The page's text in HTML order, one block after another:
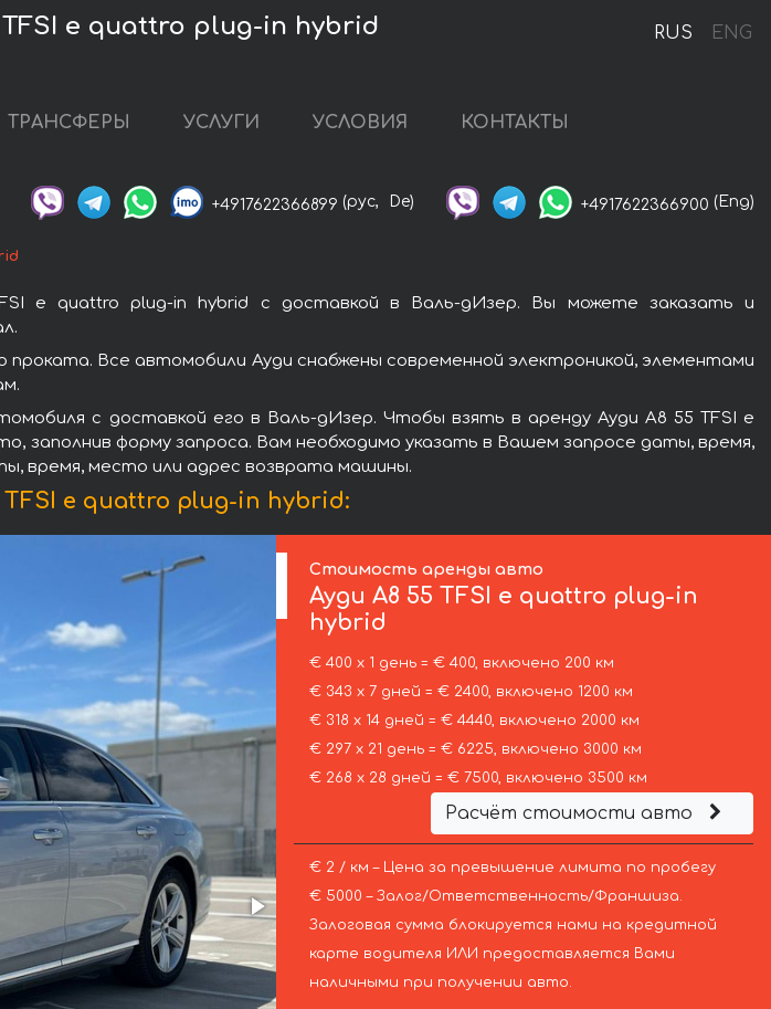
RUS ENG
e quattro plug-in hybrid
ТРАНСФЕРЫ УСЛУГИ УСЛОВИЯ КОНТАКТЫ
+4917622366899 (рус, De) +4917622366900 (Eng)
e quattro plug-in hybrid с доставкой в Валь-дИзер. Вы можете заказать и
Все автомобили Ауди снабжены современной электроникой, элементами
с доставкой его в Валь-дИзер. Чтобы взять в аренду Ауди A8 55 TFSI e
заполнив форму запроса. Вам необходимо указать в Вашем запросе даты, время,
время, место или адрес возврата машины.
e quattro plug-in hybrid:
Стоимость аренды авто
АудиA8 55 TFSI e quattro plug-in
hybrid
€ 400 х 1 день = € 400, включено 200 км
€ 343 х 7 дней = € 2400, включено 1200 км
€ 318 х 14 дней = € 4440, включено 2000 км
€ 297 х 21 день = € 6225, включено 3000 км
€ 268 х 28 дней = € 7500, включено 3500 км
Расчёт стоимости авто
€ 2 / км – Цена за превышение лимита по пробегу
€ 5000 – Залог/Ответственность/Франшиза.
Залоговая сумма блокируется нами на кредитной
карте водителя ИЛИ предоставляется Вами
наличными при получении авто.